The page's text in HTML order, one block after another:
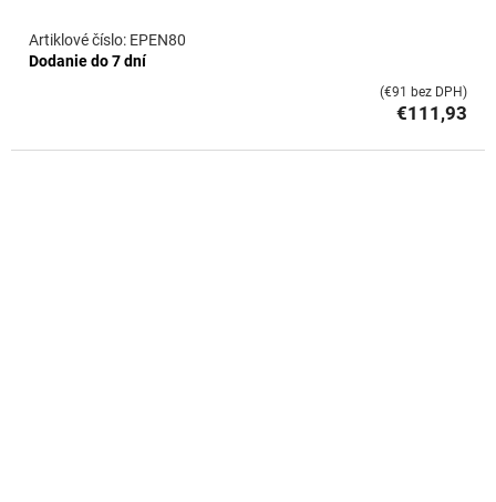
Dodanie do 7 dní
EPEN80
€111,93
(€91 bez DPH)